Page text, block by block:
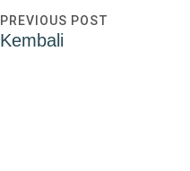
PREVIOUS POST
Kembali